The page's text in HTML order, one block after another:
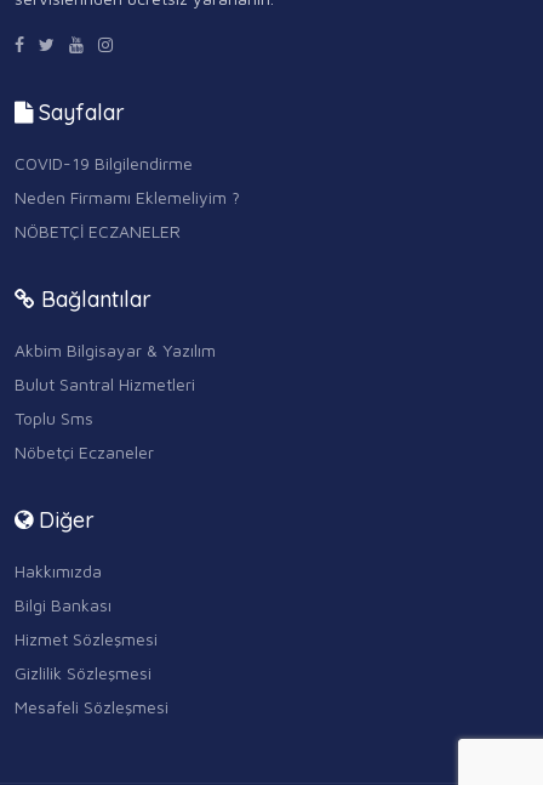
Sayfalar
COVID-19 Bilgilendirme
Neden Firmamı Eklemeliyim ?
NÖBETÇİ ECZANELER
Bağlantılar
Akbim Bilgisayar & Yazılım
Bulut Santral Hizmetleri
Toplu Sms
Nöbetçi Eczaneler
Diğer
Hakkımızda
Bilgi Bankası
Hizmet Sözleşmesi
Gizlilik Sözleşmesi
Mesafeli Sözleşmesi